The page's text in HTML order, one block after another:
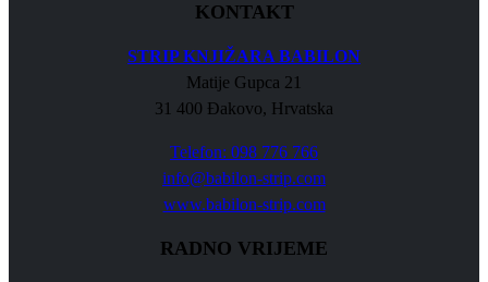
KONTAKT
STRIP KNJIŽARA BABILON
Matije Gupca 21
31 400 Đakovo, Hrvatska
Telefon: 098 776 766
info@babilon-strip.com
www.babilon-strip.com
RADNO VRIJEME